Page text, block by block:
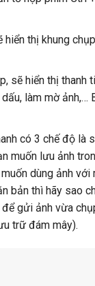
hiển thị khung
sẽ hiển thị thanh
làm mờ ảnh,…
có 3 chế độ là
muốn lưu ảnh
dùng ảnh
bản thì hãy sao
gửi ảnh vừa
trữ đám mây).